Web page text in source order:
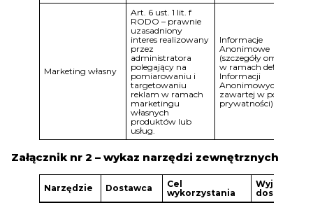
Marketing własny
Art. 6 ust. 1 lit. f
RODO – prawnie
uzasadniony
interes realizowany
przez
administratora
polegający na
pomiarowaniu i
targetowaniu
reklam w ramach
marketingu
własnych
produktów lub
usług.
Informacje
Anonimowe
(szczegóły omówione
w ramach definicji
Informacji
Anonimowych
zawartej w polityce
prywatności)
Załącznik nr 2 – wykaz narzędzi zewnętrznych
Narzędzie Dostawca
Cel
wykorzystania
Wyjaśnienia
dostawcy